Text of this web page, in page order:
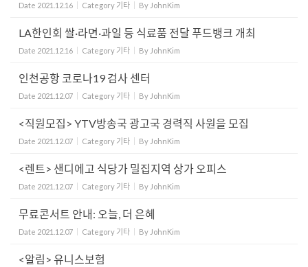
Date 2021.12.16 Category 기타 By JohnKim
LA한인회 쌀·라면·과일 등 식료품 전달 푸드뱅크 개최
Date 2021.12.16 Category 기타 By JohnKim
인천공항 코로나19 검사 센터
Date 2021.12.07 Category 기타 By JohnKim
<직원모집> YTV방송국 광고국 경력직 사원을 모집
Date 2021.12.07 Category 기타 By JohnKim
<렌트> 샌디에고 식당가 밀집지역 상가 오피스
Date 2021.12.07 Category 기타 By JohnKim
무료콘서트 안내: 오늘, 더 은혜
Date 2021.12.07 Category 기타 By JohnKim
<알림> 유니스보험